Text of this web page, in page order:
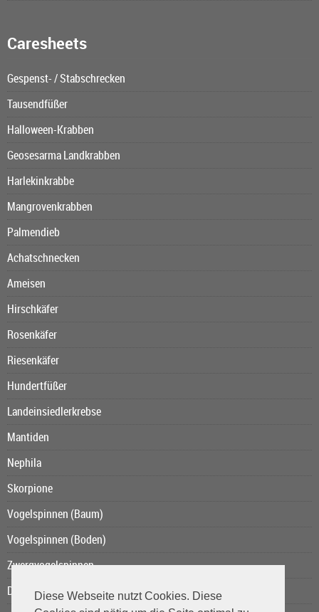
Diese Webseite nutzt Cookies. Diese
Caresheets
Gespenst- / Stabschrecken
Tausendfüßer
Halloween-Krabben
Geosesarma Landkrabben
Harlekinkrabbe
Mangrovenkrabben
Palmendieb
Achatschnecken
Ameisen
Hirschkäfer
Rosenkäfer
Riesenkäfer
Hundertfüßer
Landeinsiedlerkrebse
Mantiden
Nephila
Skorpione
Vogelspinnen (Baum)
Vogelspinnen (Boden)
Zwergvogelspinnen
Das Kurzschwanzopossum